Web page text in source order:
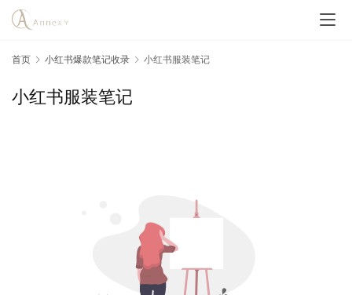
首页 小红书爆款笔记收录 小红书服装笔记
小红书服装笔记